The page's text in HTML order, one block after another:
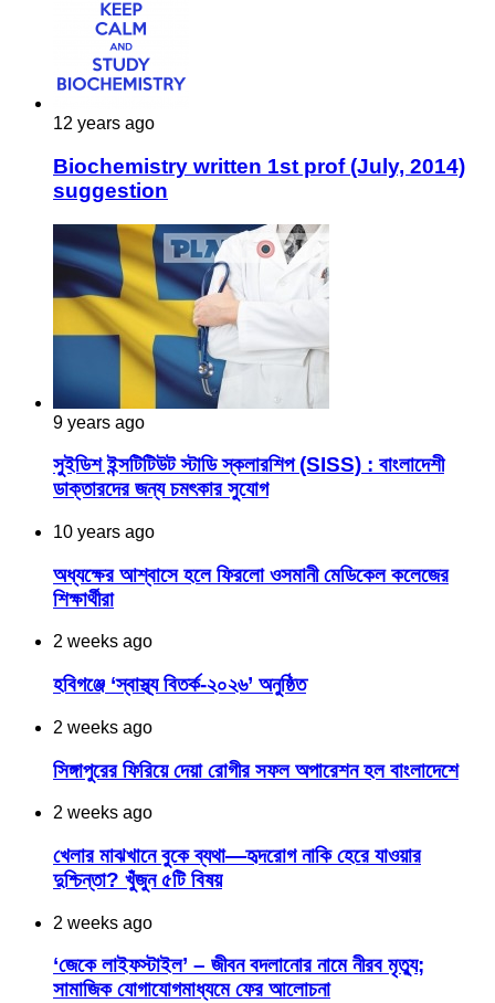
12 years ago
Biochemistry written 1st prof (July, 2014)
suggestion
9 years ago
সুইডিশ ইন্সটিটিউট স্টাডি স্কলারশিপ (SISS) : বাংলাদেশী
ডাক্তারদের জন্য চমৎকার সুযোগ
10 years ago
অধ্যক্ষের আশ্বাসে হলে ফিরলো ওসমানী মেডিকেল কলেজের
শিক্ষার্থীরা
2 weeks ago
হবিগঞ্জে ‘স্বাস্থ্য বিতর্ক-২০২৬’ অনুষ্ঠিত
2 weeks ago
সিঙ্গাপুরের ফিরিয়ে দেয়া রোগীর সফল অপারেশন হল বাংলাদেশে
2 weeks ago
খেলার মাঝখানে বুকে ব্যথা—হৃদরোগ নাকি হেরে যাওয়ার
দুশ্চিন্তা? খুঁজুন ৫টি বিষয়
2 weeks ago
‘জেকে লাইফস্টাইল’ – জীবন বদলানোর নামে নীরব মৃত্যু;
সামাজিক যোগাযোগমাধ্যমে ফের আলোচনা